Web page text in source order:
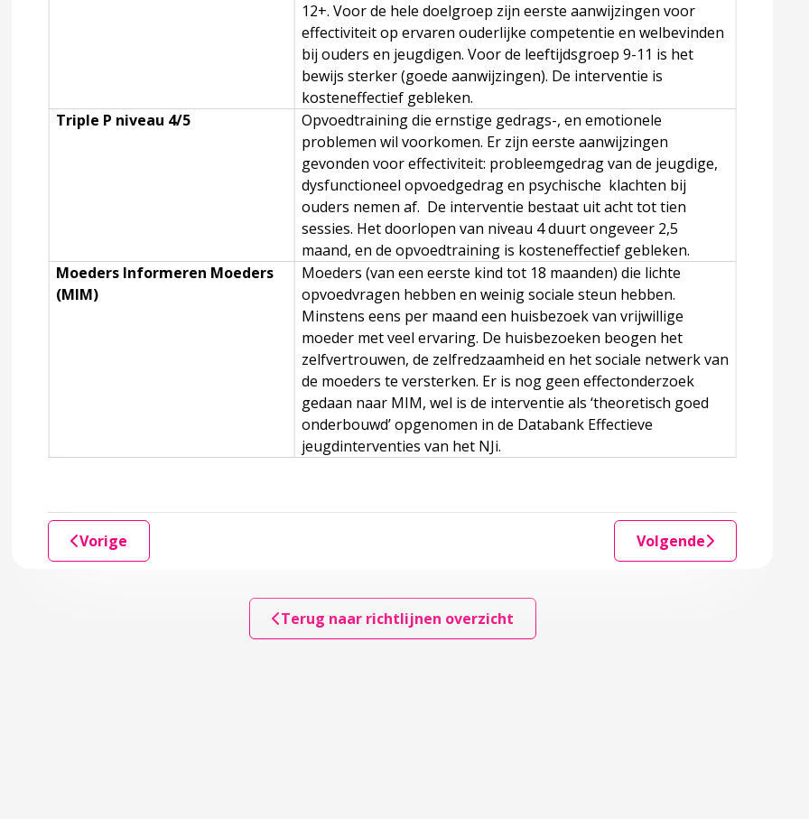
Huiselijk geweld en kindermishandeling?
wetenschappelijk bewijs
over 3 Werken met de Meldcode kindermishandeling en huiselijk geweld
en huiselijk geweld
signalen
en veilig Thuis
en jeugdige
12+. Voor de hele doelgroep zijn eerste aanwijzingen voor
effectiviteit op ervaren ouderlijke competentie en welbevinden
bij ouders en jeugdigen. Voor de leeftijdsgroep 9-11 is het
bewijs sterker (goede aanwijzingen). De interventie is
kosteneffectief gebleken.
Triple P niveau 4/5
Opvoedtraining die ernstige gedrags-, en emotionele
problemen wil voorkomen. Er zijn eerste aanwijzingen
gevonden voor effectiviteit: probleemgedrag van de jeugdige,
dysfunctioneel opvoedgedrag en psychische klachten bij
ouders nemen af. De interventie bestaat uit acht tot tien
sessies. Het doorlopen van niveau 4 duurt ongeveer 2,5
maand, en de opvoedtraining is kosteneffectief gebleken.
Moeders Informeren Moeders
(MIM)
Moeders (van een eerste kind tot 18 maanden) die lichte
opvoedvragen hebben en weinig sociale steun hebben.
Minstens eens per maand een huisbezoek van vrijwillige
moeder met veel ervaring. De huisbezoeken beogen het
zelfvertrouwen, de zelfredzaamheid en het sociale netwerk van
de moeders te versterken. Er is nog geen effectonderzoek
gedaan naar MIM, wel is de interventie als ‘theoretisch goed
onderbouwd’ opgenomen in de Databank Effectieve
jeugdinterventies van het NJi.
Vorige Volgende
Terug naar richtlijnen overzicht